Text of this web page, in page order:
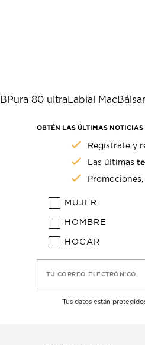
Pura 80 ultraLabial Mac
OBTÉN LAS ÚLTIMAS
Regístrate y
Las últimas
Promociones,
MUJER
HOMBRE
HOGAR
TU CORREO ELECTRÓNICO
Tus datos están